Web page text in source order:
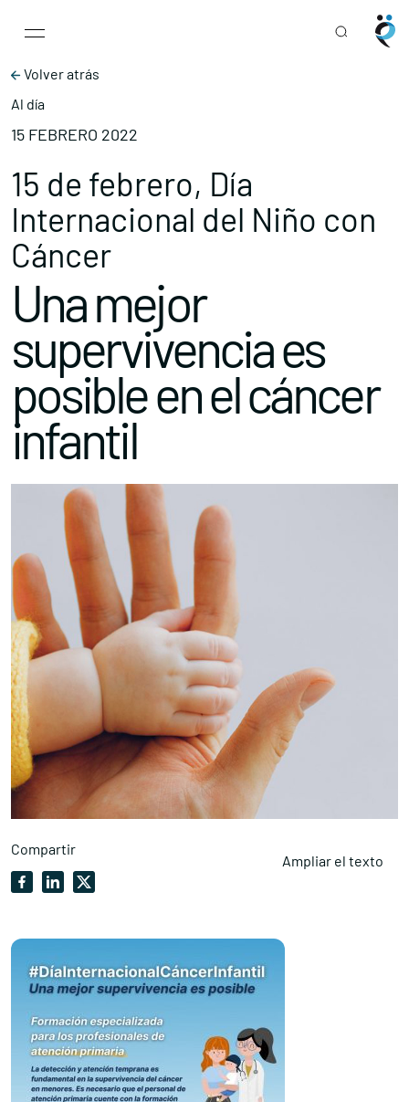
Main Navigation
Volver atrás
Al día
15 FEBRERO 2022
15 de febrero, Día
Internacional del Niño con
Cáncer
Una mejor
supervivencia es
posible en el cáncer
infantil
Compartir
Ampliar el texto